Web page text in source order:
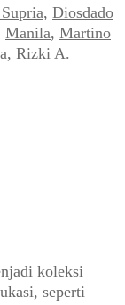
, Diosdado
Manila, Martino
, Rizki A.
koleksi
seperti